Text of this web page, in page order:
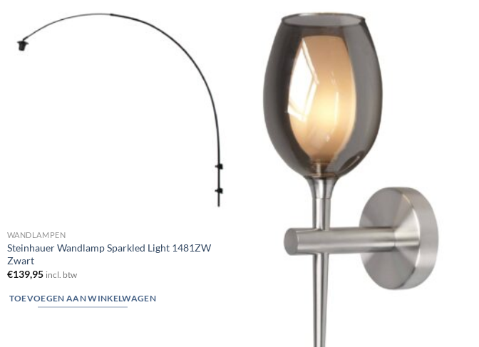
verlanglijst
WANDLAMPEN
Steinhauer Wandlamp Sparkled Light 1481ZW
Zwart
€139,95 incl. btw
TOEVOEGEN AAN WINKELWAGEN